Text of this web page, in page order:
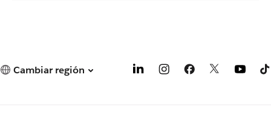
Cambiar región